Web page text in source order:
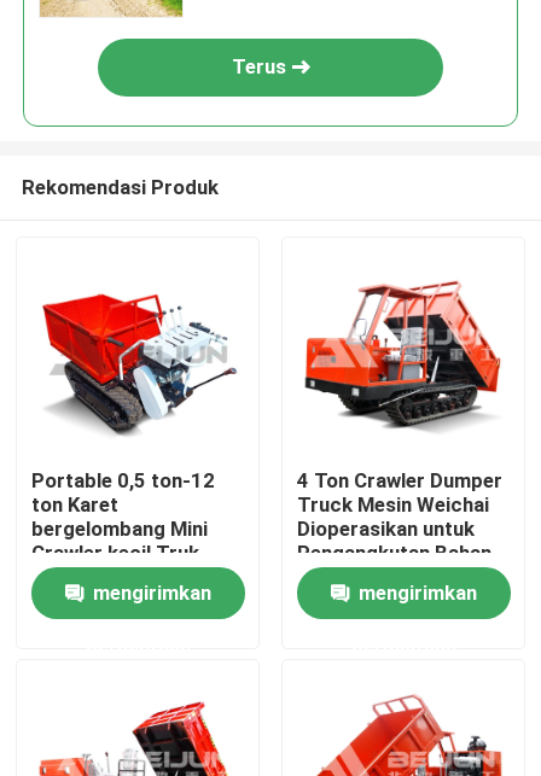
Rumah
Kontak
Terus
Rekomendasi Produk
Portable 0,5 ton-12
ton Karet
bergelombang Mini
Crawler kecil Truk
Pengangkut Diesel
mengirimkan
4 Ton Crawler Dumper
Truck Mesin Weichai
Dioperasikan untuk
Pengangkutan Bahan
Lemes
mengirimkan